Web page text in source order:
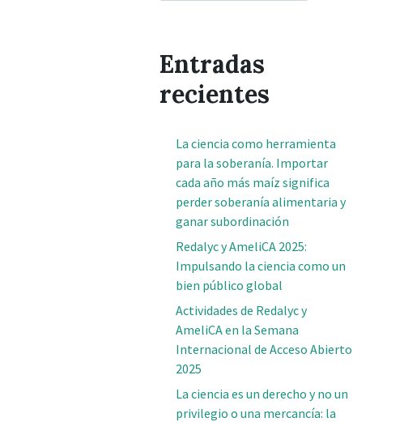
Entradas
recientes
La ciencia como herramienta
para la soberanía. Importar
cada año más maíz significa
perder soberanía alimentaria y
ganar subordinación
Redalyc y AmeliCA 2025:
Impulsando la ciencia como un
bien público global
Actividades de Redalyc y
AmeliCA en la Semana
Internacional de Acceso Abierto
2025
La ciencia es un derecho y no un
privilegio o una mercancía: la